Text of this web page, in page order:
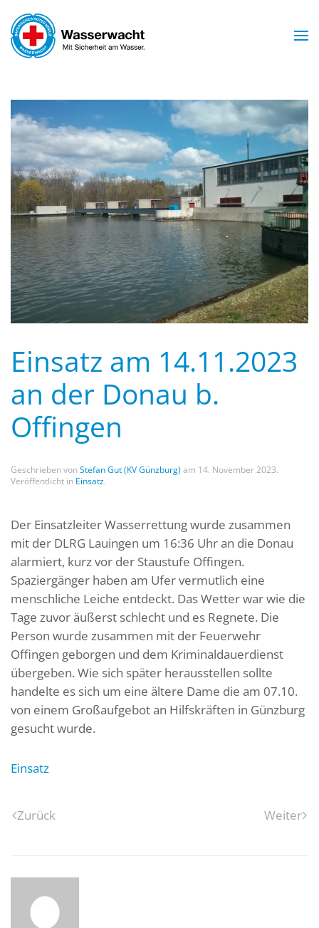
Skip to main content
Einsatz am 14.11.2023
an der Donau b.
Offingen
Geschrieben vonStefan Gut (KV Günzburg) am 14. November 2023.
Veröffentlicht in Einsatz.
Der Einsatzleiter Wasserrettung wurde zusammen
mit der DLRG Lauingen um 16:36 Uhr an die Donau
alarmiert, kurz vor der Staustufe Offingen.
Spaziergänger haben am Ufer vermutlich eine
menschliche Leiche entdeckt. Das Wetter war wie die
Tage zuvor äußerst schlecht und es Regnete. Die
Person wurde zusammen mit der Feuerwehr
Offingen geborgen und dem Kriminaldauerdienst
übergeben. Wie sich später herausstellen sollte
handelte es sich um eine ältere Dame die am 07.10.
von einem Großaufgebot an Hilfskräften in Günzburg
gesucht wurde.
Einsatz
Zurück Weiter